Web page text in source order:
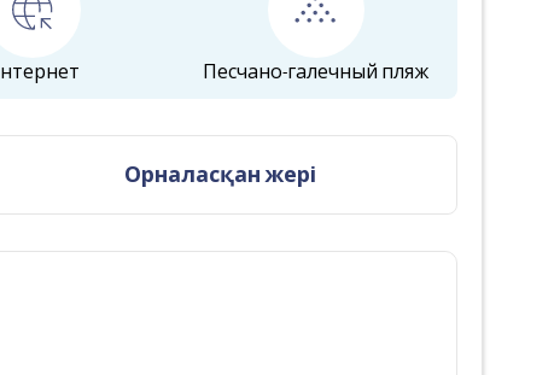
Песчано-галечный пляж
Орналасқан жері